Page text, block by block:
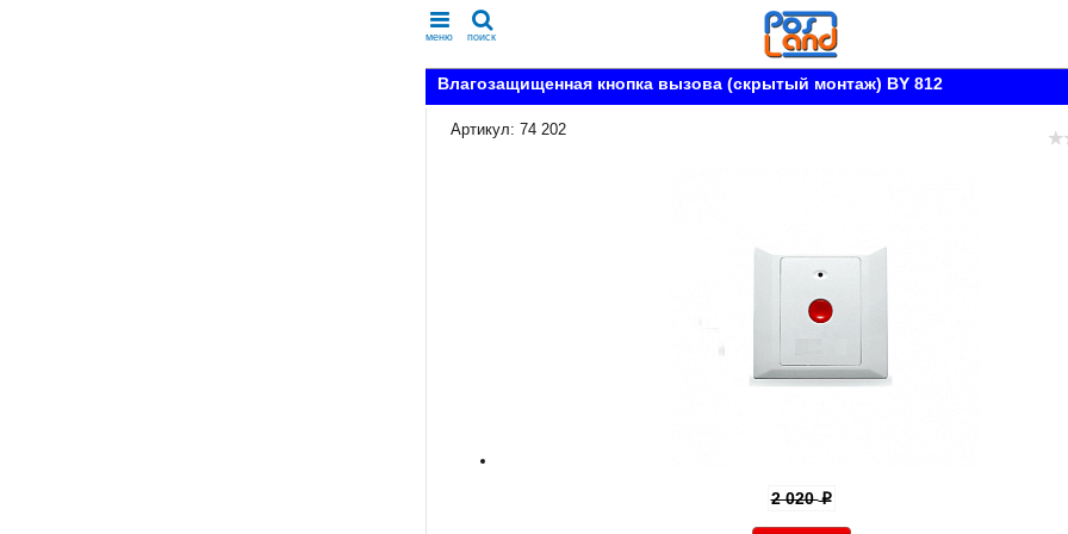
меню поиск
Влагозащищенная кнопка вызова (скрытый монтаж) BY 812
Артикул: 74 202
2 020p